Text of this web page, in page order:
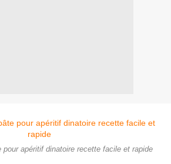
apéritif dinatoire recette facile et rapide